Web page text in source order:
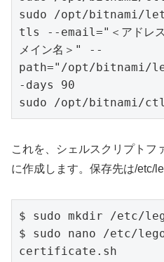
sudo /opt/bitnami/
tls --email="＜アドレ
メイン名＞" --
path="/opt/bitnami/
-days 90
sudo /opt/bitnami/
これを、シェルスクリプトフ
に作成します。保存先は/etc/
$ sudo mkdir /etc/
$ sudo nano /etc/
certificate.sh